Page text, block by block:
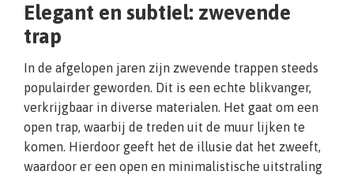
Elegant en subtiel: zwevende
trap
In de afgelopen jaren zijn zwevende trappen steeds
populairder geworden. Dit is een echte blikvanger,
verkrijgbaar in diverse materialen. Het gaat om een
open trap, waarbij de treden uit de muur lijken te
komen. Hierdoor geeft het de illusie dat het zweeft,
waardoor er een open en minimalistische uitstraling